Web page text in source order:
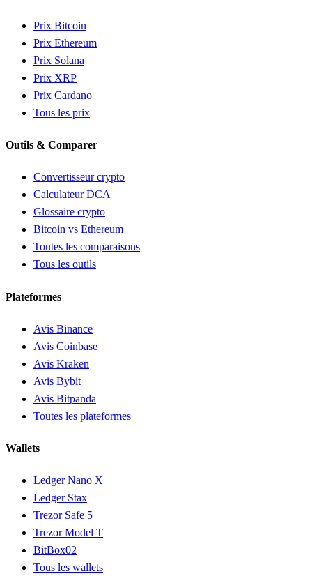
Prix Bitcoin
Prix Ethereum
Prix Solana
Prix XRP
Prix Cardano
Tous les prix
Outils & Comparer
Convertisseur crypto
Calculateur DCA
Glossaire crypto
Bitcoin vs Ethereum
Toutes les comparaisons
Tous les outils
Plateformes
Avis Binance
Avis Coinbase
Avis Kraken
Avis Bybit
Avis Bitpanda
Toutes les plateformes
Wallets
Ledger Nano X
Ledger Stax
Trezor Safe 5
Trezor Model T
BitBox02
Tous les wallets